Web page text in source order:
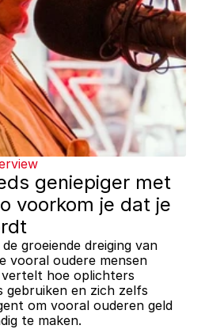
geniepiger met
voorkom je dat je
groeiende dreiging van
vooral oudere mensen
hoe oplichters
gebruiken en zich zelfs
om vooral ouderen geld
te maken.